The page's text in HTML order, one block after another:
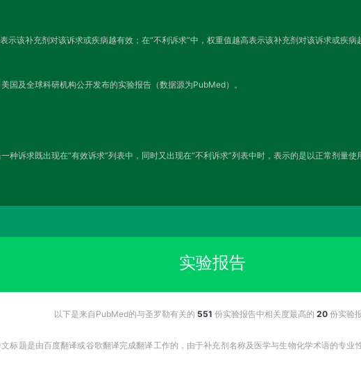
示该补充剂对该诉求或疾病越有效；在“不利诉求”中，权重值越高表示该补充剂对该诉求或疾
国及全球科研机构公开发布的实验报告（数据源为PubMed）。
种诉求既出现在“有效诉求”列表中，同时又出现在“不利诉求”列表中时，表示的是以正常剂量
实验报告
以下是来自PubMed的与圣罗勒有关的 551 份实验报告中相关度最高的 20份实验
标题是由百度翻译或谷歌翻译完成翻译工作的，由于补充剂名称及医学与生物化学术语的专业